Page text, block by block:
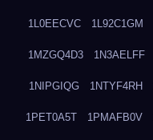
1L0EECVC 1L92C1GM
1MZGQ4D3 1N3AELFF
1NIPGIQG 1NTYF4RH
1PET0A5T 1PMAFB0V